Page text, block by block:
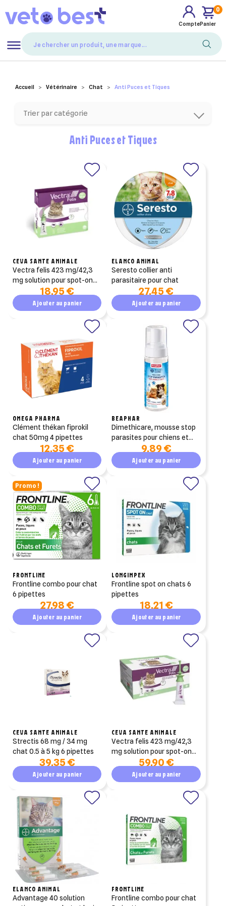
Compte
0
Panier
Accueil Vétérinaire Chat Anti Puces et Tiques
Trier par catégorie
Anti Puces et Tiques
CEVA SANTE ANIMALE
vectra felis 423 mg/42,3
mg solution pour spot-on
pour chats 3 pipettes
18,95 €
Ajouter au panier
ELANCO ANIMAL
seresto collier anti
parasitaire pour chat
27,45 €
Ajouter au panier
OMEGA PHARMA
clément thékan fiprokil
chat 50mg 4 pipettes
12,35 €
Ajouter au panier
BEAPHAR
dimethicare, mousse stop
parasites pour chiens et
chats au diméthicone -
150ml
9,89 €
Ajouter au panier
Promo !
FRONTLINE
frontline combo pour chat
6 pipettes
27,98 €
Ajouter au panier
LONGIMPEX
frontline spot on chats 6
pipettes
18,21 €
Ajouter au panier
CEVA SANTE ANIMALE
strectis 68 mg / 34 mg
chat 0.5 à 5 kg 6 pipettes
39,35 €
Ajouter au panier
CEVA SANTE ANIMALE
vectra felis 423 mg/42,3
mg solution pour spot-on
pour chats 12 pipettes
59,90 €
Ajouter au panier
ELANCO ANIMAL
advantage 40 solution
FRONTLINE
frontline combo pour chat